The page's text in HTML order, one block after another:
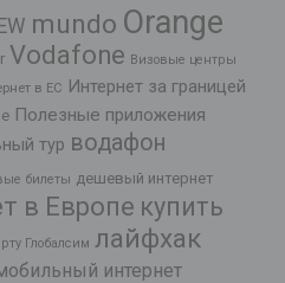
mundo Orange
Vodafone Визовые центры
в ЕС Интернет за границей
Полезные приложения
тур водафон
билеты дешевый интернет
в Европе купить
Глобалсим лайфхак
интернет